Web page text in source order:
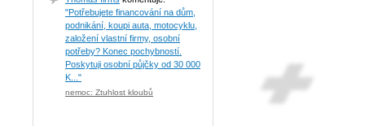
"Potřebujete financování na dům,
podnikání, koupi auta, motocyklu,
založení vlastní firmy, osobní
potřeby? Konec pochybností.
Poskytuji osobní půjčky od 30 000
K..."
nemoc: Ztuhlost kloubů